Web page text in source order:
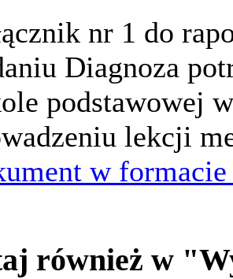
nr 1 do
Diagnoza
podstawowej
lekcji
w
również w